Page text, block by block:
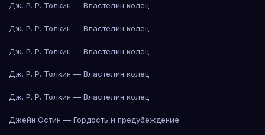
Дж. Р. Р. Толкин — Властелин колец
Дж. Р. Р. Толкин — Властелин колец
Дж. Р. Р. Толкин — Властелин колец
Дж. Р. Р. Толкин — Властелин колец
Дж. Р. Р. Толкин — Властелин колец
Джейн Остин — Гордость и предубеждение